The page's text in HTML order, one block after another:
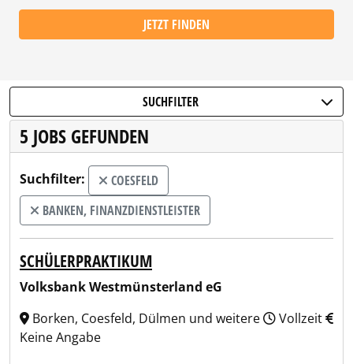
JETZT FINDEN
SUCHFILTER
5 JOBS GEFUNDEN
Suchfilter:
COESFELD
BANKEN, FINANZDIENSTLEISTER
SCHÜLERPRAKTIKUM
Volksbank Westmünsterland eG
Borken, Coesfeld, Dülmen und weitere
Vollzeit
Keine Angabe